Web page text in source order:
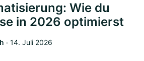
Wie du
in 2026 optimierst
‧ 14. Juli 2026